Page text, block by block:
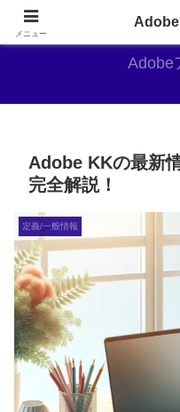
Adobe好
Adobe
Adobe KKの最新
完全解説！
定義/一般情報
メニュー
Adobe